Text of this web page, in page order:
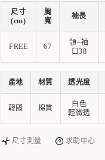
尺寸
(cm)
胸
寬
袖長
FREE 67
領~袖
口38
產地 材質 透光度
韓國 棉質
白色
輕微透
尺寸測量 求助中心